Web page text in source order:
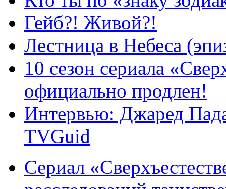
Гейб?! Живой?!
Лестница в Небеса
10 сезон сериала
официально продлен!
Интервью: Джаред
TVGuid
Сериал